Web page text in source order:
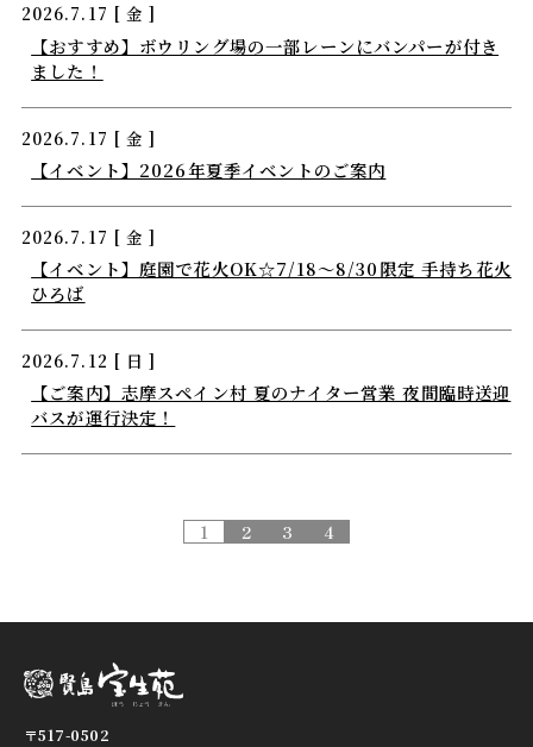
2026.7.17 [ 金 ]
【おすすめ】ボウリング場の一部レーンにバンパーが付き
ました！
2026.7.17 [ 金 ]
【イベント】2026年夏季イベントのご案内
2026.7.17 [ 金 ]
【イベント】庭園で花火OK☆7/18～8/30限定 手持ち花火
ひろば
2026.7.12 [ 日 ]
【ご案内】志摩スペイン村 夏のナイター営業 夜間臨時送迎
バスが運行決定！
1 2 3 4
〒517-0502